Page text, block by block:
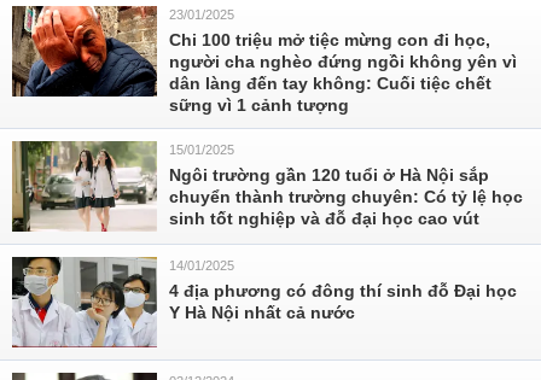
23/01/2025
Chi 100 triệu mở tiệc mừng con đi học,
người cha nghèo đứng ngồi không yên vì
dân làng đến tay không: Cuối tiệc chết
sững vì 1 cảnh tượng
15/01/2025
Ngôi trường gần 120 tuổi ở Hà Nội sắp
chuyển thành trường chuyên: Có tỷ lệ học
sinh tốt nghiệp và đỗ đại học cao vút
14/01/2025
4 địa phương có đông thí sinh đỗ Đại học
Y Hà Nội nhất cả nước